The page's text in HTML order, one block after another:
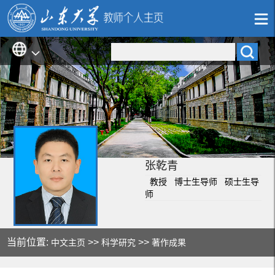
张乾青
教授 博士生导师 硕士生导
师
当前位置: 中文主页 >>科学研究 >>著作成果